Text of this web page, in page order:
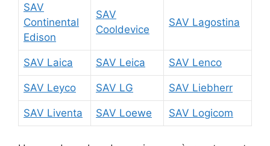
SAV
Continental
Edison
SAV
Cooldevice
SAV Lagostina
SAV Laica SAV Leica SAV Lenco
SAV Leyco SAV LG SAV Liebherr
SAV Liventa SAV Loewe SAV Logicom